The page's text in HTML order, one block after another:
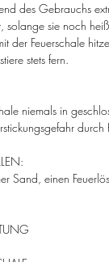
des Gebrauchs
solange sie noch
der Feuerschale
stets fern.
niemals in
Sand, einen